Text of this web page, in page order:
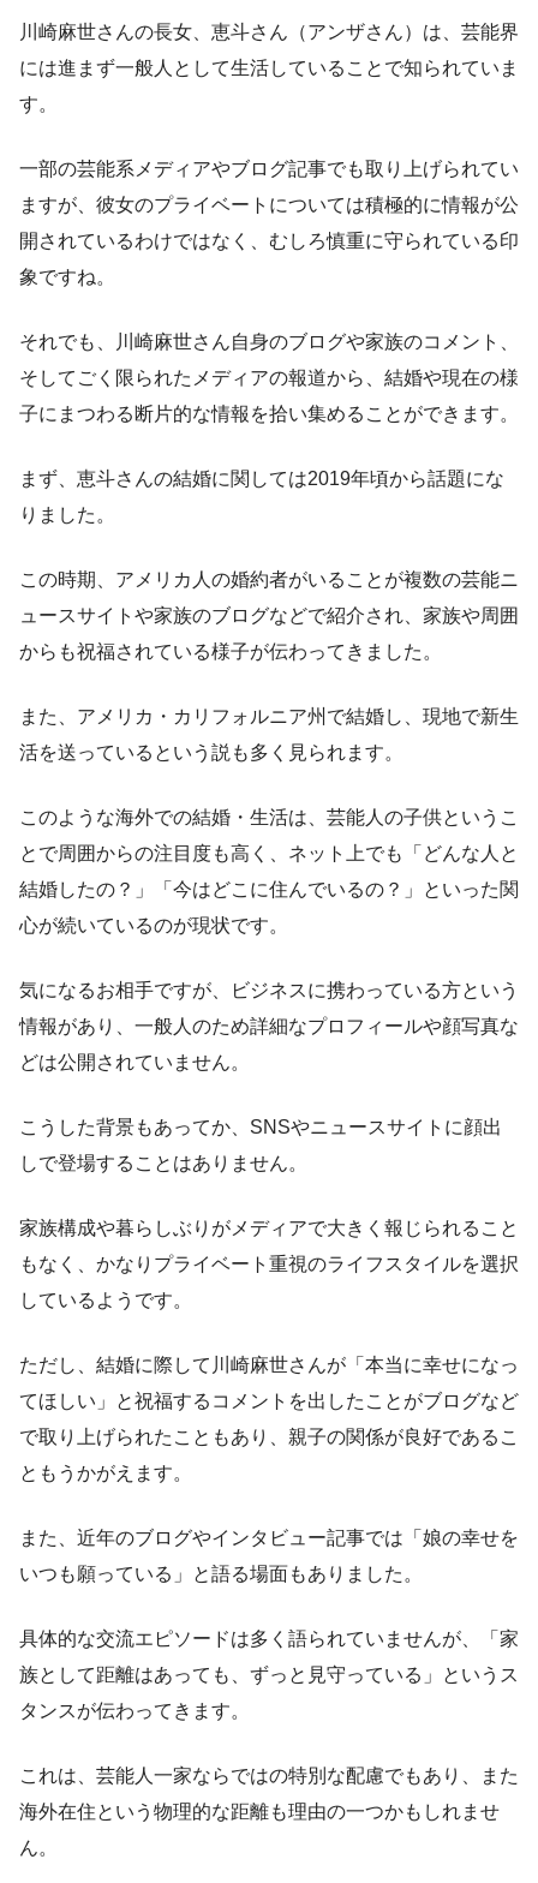
川崎麻世さんの長女、恵斗さん（アンザさん）は、芸能界
には進まず一般人として生活していることで知られていま
す。
一部の芸能系メディアやブログ記事でも取り上げられてい
ますが、彼女のプライベートについては積極的に情報が公
開されているわけではなく、むしろ慎重に守られている印
象ですね。
それでも、川崎麻世さん自身のブログや家族のコメント、
そしてごく限られたメディアの報道から、結婚や現在の様
子にまつわる断片的な情報を拾い集めることができます。
まず、恵斗さんの結婚に関しては2019年頃から話題にな
りました。
この時期、アメリカ人の婚約者がいることが複数の芸能ニ
ュースサイトや家族のブログなどで紹介され、家族や周囲
からも祝福されている様子が伝わってきました。
また、アメリカ・カリフォルニア州で結婚し、現地で新生
活を送っているという説も多く見られます。
このような海外での結婚・生活は、芸能人の子供というこ
とで周囲からの注目度も高く、ネット上でも「どんな人と
結婚したの？」「今はどこに住んでいるの？」といった関
心が続いているのが現状です。
気になるお相手ですが、ビジネスに携わっている方という
情報があり、一般人のため詳細なプロフィールや顔写真な
どは公開されていません。
こうした背景もあってか、SNSやニュースサイトに顔出
しで登場することはありません。
家族構成や暮らしぶりがメディアで大きく報じられること
もなく、かなりプライベート重視のライフスタイルを選択
しているようです。
ただし、結婚に際して川崎麻世さんが「本当に幸せになっ
てほしい」と祝福するコメントを出したことがブログなど
で取り上げられたこともあり、親子の関係が良好であるこ
ともうかがえます。
また、近年のブログやインタビュー記事では「娘の幸せを
いつも願っている」と語る場面もありました。
具体的な交流エピソードは多く語られていませんが、「家
族として距離はあっても、ずっと見守っている」というス
タンスが伝わってきます。
これは、芸能人一家ならではの特別な配慮でもあり、また
海外在住という物理的な距離も理由の一つかもしれませ
ん。